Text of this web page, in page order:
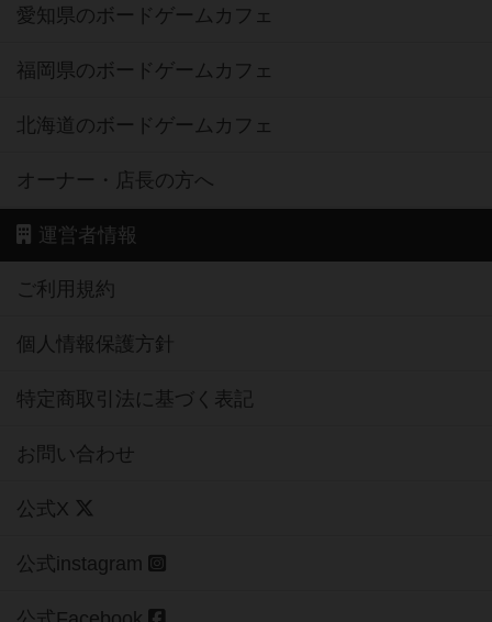
愛知県のボードゲームカフェ
福岡県のボードゲームカフェ
北海道のボードゲームカフェ
オーナー・店長の方へ
運営者情報
ご利用規約
個人情報保護方針
特定商取引法に基づく表記
お問い合わせ
公式X
公式instagram